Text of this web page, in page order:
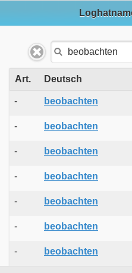
Art. Deutsch
- beobachten
- beobachten
- beobachten
- beobachten
- beobachten
- beobachten
- beobachten